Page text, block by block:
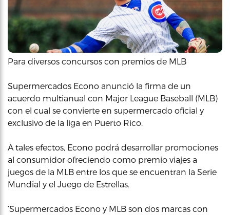
Para diversos concursos con premios de MLB
Supermercados Econo anunció la firma de un
acuerdo multianual con Major League Baseball (MLB)
con el cual se convierte en supermercado oficial y
exclusivo de la liga en Puerto Rico.
A tales efectos, Econo podrá desarrollar promociones
al consumidor ofreciendo como premio viajes a
juegos de la MLB entre los que se encuentran la Serie
Mundial y el Juego de Estrellas.
‘Supermercados Econo y MLB son dos marcas con